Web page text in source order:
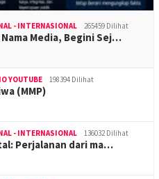
- INTERNASIONAL 265459 Dilihat
Media, Begini Sej…
YOUTUBE 198394 Dilihat
(MMP)
- INTERNASIONAL 136032 Dilihat
Perjalanan dari ma…